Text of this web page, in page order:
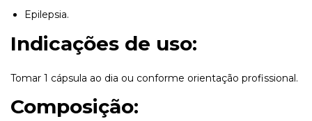
Epilepsia.
Indicações de uso:
Tomar 1 cápsula ao dia ou conforme orientação profissional.
Composição: